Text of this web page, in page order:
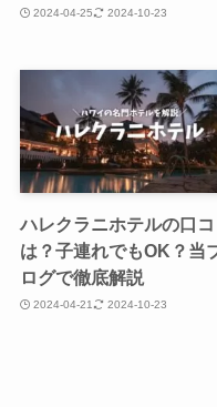
2024-04-25 2024-10-23
ハレクラニホテルの口コ
は？子連れでもOK？当
ログで徹底解説
2024-04-21 2024-10-23